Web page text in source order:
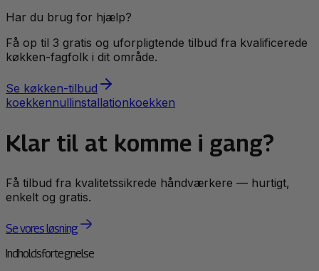
Har du brug for hjælp?
Få op til 3 gratis og uforpligtende tilbud fra kvalificerede
køkken-fagfolk i dit område.
Se køkken-tilbud
koekkennullinstallationkoekken
Klar til at komme i gang?
Få tilbud fra kvalitetssikrede håndværkere — hurtigt,
enkelt og gratis.
Se vores løsning
Indholdsfortegnelse